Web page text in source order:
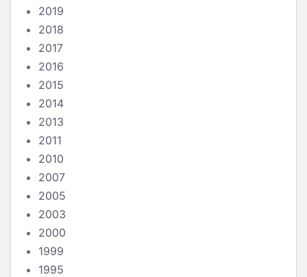
2019
2018
2017
2016
2015
2014
2013
2011
2010
2007
2005
2003
2000
1999
1995